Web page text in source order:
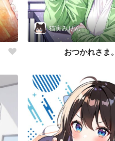
猫実みりん
おつかれさま。